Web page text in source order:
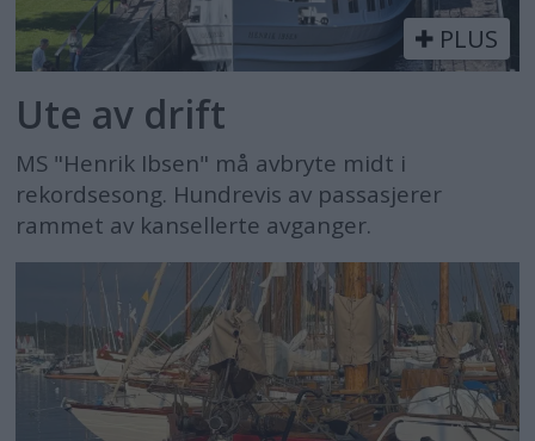
PLUS
Ute av drift
MS "Henrik Ibsen" må avbryte midt i
rekordsesong. Hundrevis av passasjerer
rammet av kansellerte avganger.